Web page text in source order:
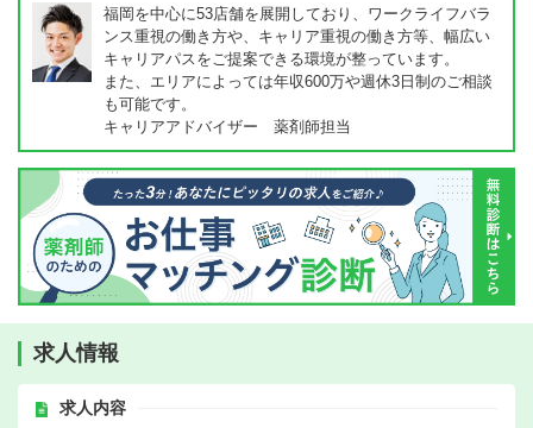
福岡を中心に53店舗を展開しており、ワークライフバラ
ンス重視の働き方や、キャリア重視の働き方等、幅広い
キャリアパスをご提案できる環境が整っています。
また、エリアによっては年収600万や週休3日制のご相談
も可能です。
キャリアアドバイザー 薬剤師担当
求人情報
求人内容